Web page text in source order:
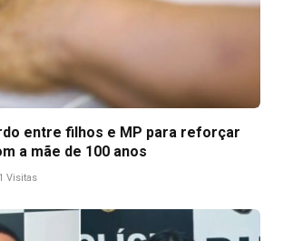
entre filhos e MP para reforçar
a mãe de 100 anos
1 Visitas